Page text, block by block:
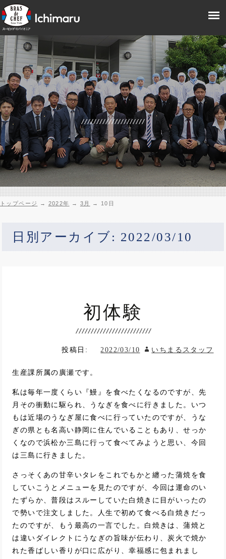
トップページ → 2022年 → 3月 → 10日
日別アーカイブ: 2022/03/10
初体験
投稿日: 2022/03/10 いちまるスタッフ
生産課所属の廣瀬です。
私は毎年一度くらい『鰻』を食べたくなるのですが、先
月その衝動に駆られ、うなぎを食べに行きました。いつ
もは近場のうなぎ屋に食べに行っていたのですが、うな
ぎの県とも名高い静岡に住んでいることもあり、せっか
くなので浜松か三島に行って食べてみようと思い、今回
は三島に行きました。
さっそくあの甘辛いタレをこれでもかと纏った蒲焼を食
していこうとメニューを見たのですが、今回は運命のい
たずらか、普段はスルーしていた白焼きに目がいったの
で勢いで注文しました。人生で初めて食べる白焼きだっ
たのですが、もう最高の一言でした。白焼きは、蒲焼と
は違いダイレクトにうなぎの旨味が伝わり、炭火で焼か
れた香ばしい香りが口に広がり、幸福感に包まれまし